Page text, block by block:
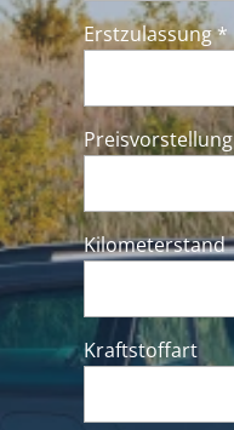
Erstzulassung *
Preisvorstellung
Kilometerstand
Kraftstoffart